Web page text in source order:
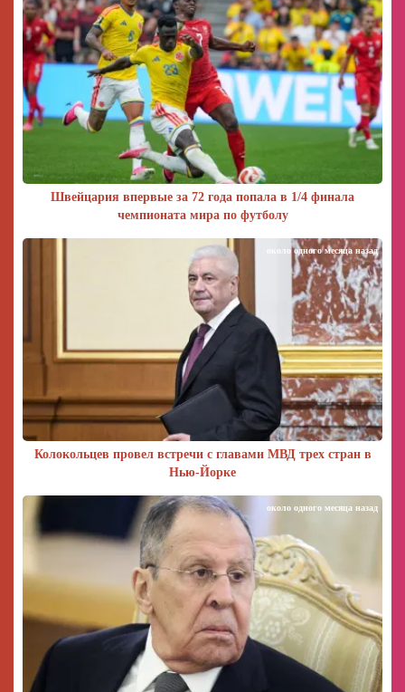
Швейцария впервые за 72 года попала в 1/4 финала
чемпионата мира по футболу
Колокольцев провел встречи с главами МВД трех стран в
Нью-Йорке
около одного месяца назад
около одного месяца назад